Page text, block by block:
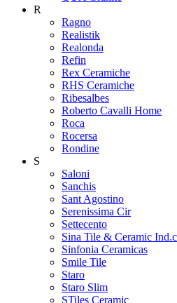
R
Ragno
Realistik
Realonda
Refin
Rex Ceramiche
RHS Ceramiche
Ribesalbes
Roberto Cavalli Home
Roca
Rocersa
Rondine
S
Saloni
Sanchis
Sant Agostino
Serenissima Cir
Settecento
Sina Tile & Ceramic
Sinfonia Ceramicas
Smile Tile
Staro
Staro Slim
STiles Ceramic